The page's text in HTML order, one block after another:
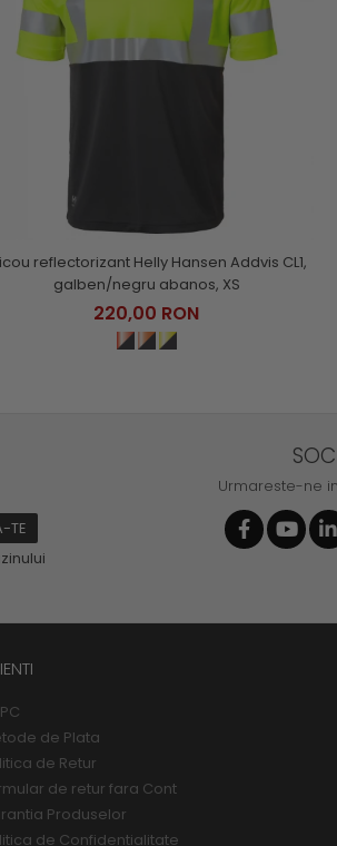
reflectorizant Helly Hansen Addvis CL1,
galben/negru abanos, XS
220,00 RON
Urmareste-ne
de Plata
de Retur
de retur fara Cont
Produselor
de Confidentialitate